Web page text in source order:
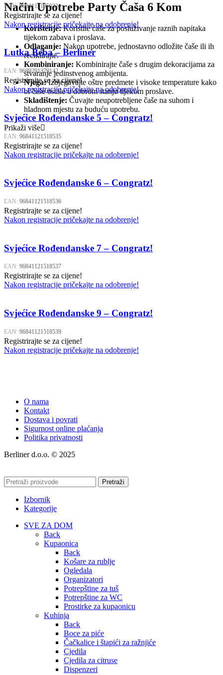
Način Upotrebe Party Čaša 6 Kom
Korištenje:Koristite čaše za posluživanje raznih napitaka
tijekom zabava i proslava.
Odlaganje: Nakon upotrebe, jednostavno odložite čaše ili ih
reciklirajte.
Kombiniranje: Kombinirajte čaše s drugim dekoracijama za
stvaranje jedinstvenog ambijenta.
Njega:Izbjegavajte oštre predmete i visoke temperature kako
bi čaše ostale u dobrom stanju tijekom proslave.
Skladištenje: Čuvajte neupotrebljene čaše na suhom i
hladnom mjestu za buduću upotrebu.
Prikaži više
EAN:9684112195932
Registrirajte se za cijene!
Nakon registracije pričekajte na odobrenje!
Lutka Beba – Berliner
EAN: 9689291379142
Registrirajte se za cijene!
Nakon registracije pričekajte na odobrenje!
Svjećice Rođendanske 5 – Congratz!
EAN: 96841121518535
Registrirajte se za cijene!
Nakon registracije pričekajte na odobrenje!
Svjećice Rođendanske 6 – Congratz!
EAN: 96841121518536
Registrirajte se za cijene!
Nakon registracije pričekajte na odobrenje!
Svjećice Rođendanske 7 – Congratz!
EAN: 96841121518537
Registrirajte se za cijene!
Nakon registracije pričekajte na odobrenje!
Svjećice Rođendanske 9 – Congratz!
EAN: 96841121518539
Registrirajte se za cijene!
Nakon registracije pričekajte na odobrenje!
O nama
Kontakt
Dostava i povrati
Sigurnost online plaćanja
Politika privatnosti
Berliner d.o.o. © 2025
Pretraži
Izbornik
Kategorije
SVE ZA DOM
Back
Kupaonica
Back
Košare za rublje
Ogledala
Organizatori
Potrepštine za tuš
Potrepštine za WC
Prostirke za kupaonicu
Kuhinja
Back
Boce za piće
Čačkalice i štapići za ražnjiće
Cjedila
Cjedila za citruse
Dispenzeri